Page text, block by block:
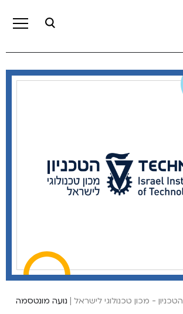
הטכניון - מכון טכנולוגי לישראל | נועה מונטסמה